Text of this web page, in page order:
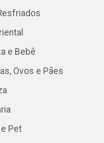
e Bebê
Ovos e Pães
Pet